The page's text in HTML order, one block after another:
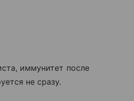
иммунитет после
не сразу.